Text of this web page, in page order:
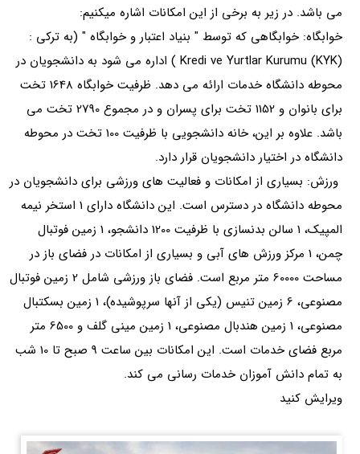
می باشد. در زیر به برخی از این امکانات اشاره میکنیم:
خوابگاه: خوابگاهی که توسط " بنیاد اعتبار و خوابگاه " (به ترکی :
Kredi ve Yurtlar Kurumu (KYK) ) اداره می شود به دانشجویان در
محوطه دانشگاه خدمات ارائه می دهد. ظرفیت خوابگاه 1648 تخت
برای بانوان و 1152 تخت برای پسران و در مجموع 2790 تخت می
باشد. علاوه بر این، خانه دانشجویی با ظرفیت 100 تخت در محوطه
دانشگاه در اختیار دانشجویان قرار دارد.
ورزش: بسیاری از امکانات و فعالیت های ورزشی برای دانشجویان در
محوطه دانشگاه در دسترس است. این دانشگاه دارای 1 استخر نیمه
المپیک، 1 سالن بدنسازی با ظرفیت 1200 دانشجو، 1 زمین فوتبال
چمن، 1 مرکز ورزش های آبی و بسیاری از امکانات در فضای باز در
مساحت 60000 متر مربع است. فضای باز ورزشی شامل 2 زمین فوتبال
مصنوعی، 6 زمین تنیس (یکی از آنها سرپوشیده)، 1 زمین بسکتبال
مصنوعی، 1 زمین هندبال مصنوعی، 1 زمین مینی گلف و 6500 متر
مربع فضای خدمات است. این امکانات بین ساعت 9 صبح تا 10 شب
به تمام دانش آموزان خدمات رسانی می کند.
ویرایش کنید